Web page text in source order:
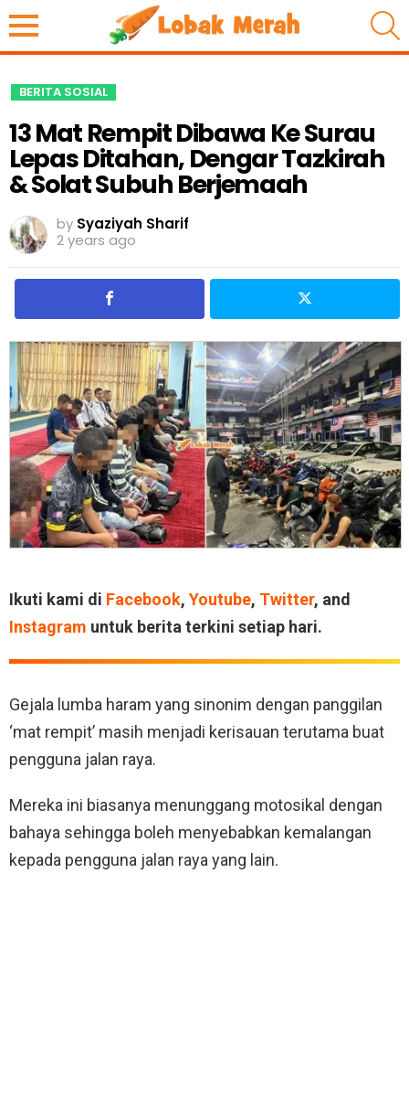
BERITA SOSIAL
13 Mat Rempit Dibawa Ke Surau
Lepas Ditahan, Dengar Tazkirah
& Solat Subuh Berjemaah
by Syaziyah Sharif
2 years ago
Ikuti kami di Facebook, Youtube, Twitter, and
Instagram untuk berita terkini setiap hari.
Gejala lumba haram yang sinonim dengan panggilan
‘mat rempit’ masih menjadi kerisauan terutama buat
pengguna jalan raya.
Mereka ini biasanya menunggang motosikal dengan
bahaya sehingga boleh menyebabkan kemalangan
kepada pengguna jalan raya yang lain.